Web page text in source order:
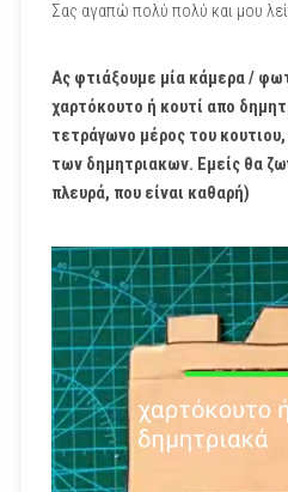
Σας αγαπώ πολύ πολύ και μου
Ας φτιάξουμε μία κάμερα /
χαρτόκουτο ή κουτί απο
τετράγωνο μέρος του
των δημητριακων. Εμείς θα
πλευρά, που είναι καθαρή)